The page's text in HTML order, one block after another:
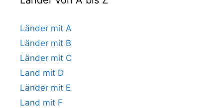
Länder mit A
Länder mit B
Länder mit C
Land mit D
Länder mit E
Land mit F